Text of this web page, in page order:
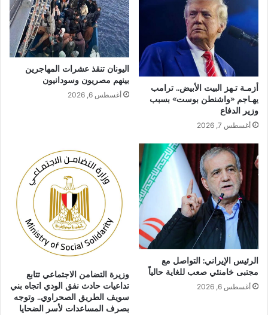
أزمـة تـهز البيت الأبيض.. ترامب
يهـاجم «واشنطن بوست» بسبب
وزير الدفاع
أغسطس 7, 2026
اليونان تنقذ عشرات المهاجرين
بينهم مصريون وسودانيون
أغسطس 6, 2026
الرئيس الإيراني: التواصل مع
مجتبى خامنئي صعب للغاية حالياً
أغسطس 6, 2026
وزيرة التضامن الاجتماعي تتابع
تداعيات حادث نفق الودي اتجاه بني
سويف الطريق الصحراوي.. وتوجه
بصرف المساعدات لأسر الضحايا